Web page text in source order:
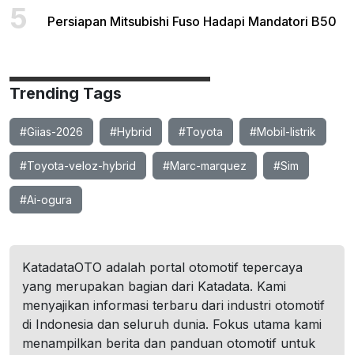
5 Persiapan Mitsubishi Fuso Hadapi Mandatori B50
Trending Tags
#Giias-2026 #Hybrid #Toyota #Mobil-listrik
#Toyota-veloz-hybrid #Marc-marquez #Sim
#Ai-ogura
KatadataOTO adalah portal otomotif tepercaya
yang merupakan bagian dari Katadata. Kami
menyajikan informasi terbaru dari industri otomotif
di Indonesia dan seluruh dunia. Fokus utama kami
menampilkan berita dan panduan otomotif untuk